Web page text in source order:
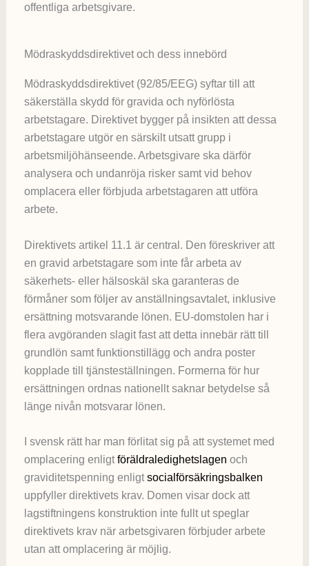
offentliga arbetsgivare.
Mödraskyddsdirektivet och dess innebörd
Mödraskyddsdirektivet (92/85/EEG) syftar till att
säkerställa skydd för gravida och nyförlösta
arbetstagare. Direktivet bygger på insikten att dessa
arbetstagare utgör en särskilt utsatt grupp i
arbetsmiljöhänseende. Arbetsgivare ska därför
analysera och undanröja risker samt vid behov
omplacera eller förbjuda arbetstagaren att utföra
arbete.
Direktivets artikel 11.1 är central. Den föreskriver att
en gravid arbetstagare som inte får arbeta av
säkerhets- eller hälsoskäl ska garanteras de
förmåner som följer av anställningsavtalet, inklusive
ersättning motsvarande lönen. EU-domstolen har i
flera avgöranden slagit fast att detta innebär rätt till
grundlön samt funktionstillägg och andra poster
kopplade till tjänsteställningen. Formerna för hur
ersättningen ordnas nationellt saknar betydelse så
länge nivån motsvarar lönen.
I svensk rätt har man förlitat sig på att systemet med
omplacering enligtföräldraledighetslagen och
graviditetspenning enligtsocialförsäkringsbalken
uppfyller direktivets krav. Domen visar dock att
lagstiftningens konstruktion inte fullt ut speglar
direktivets krav när arbetsgivaren förbjuder arbete
utan att omplacering är möjlig.